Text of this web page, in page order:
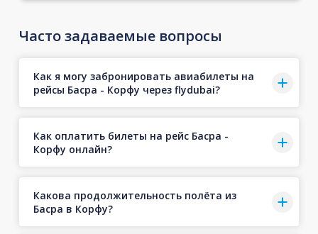
Часто задаваемые вопросы
Как я могу забронировать авиабилеты на
рейсы Басра - Корфу через flydubai?
Как оплатить билеты на рейс Басра -
Корфу онлайн?
Какова продолжительность полёта из
Басра в Корфу?